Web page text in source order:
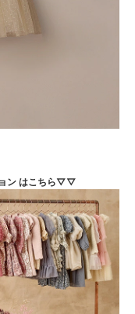
ン はこちら▽▽